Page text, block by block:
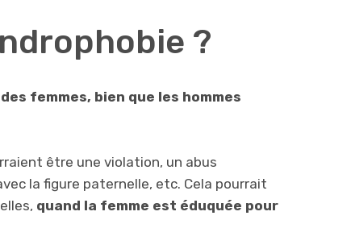
?
femmes, bien que les hommes
être une violation, un abus
la figure paternelle, etc. Cela pourrait
quand la femme est éduquée pour